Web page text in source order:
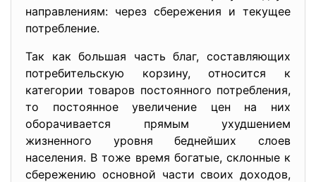
направлениям: через сбережения и текущее
потребление.
Так как большая часть благ, составляющих
потребительскую корзину, относится к
категории товаров постоянного потребления,
то постоянное увеличение цен на них
оборачивается прямым ухудшением
жизненного уровня беднейших слоев
населения. В тоже время богатые, склонные к
сбережению основной части своих доходов,